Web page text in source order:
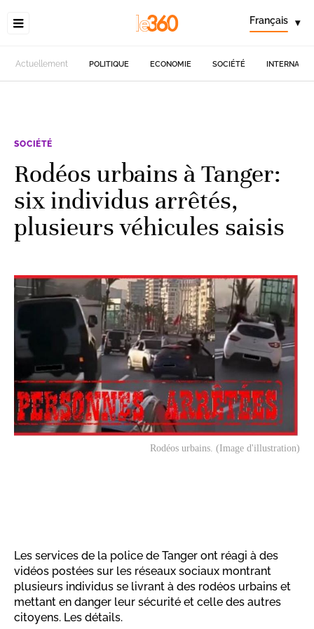
Français ▾
Actuellement POLITIQUE ECONOMIE SOCIÉTÉ
SOCIÉTÉ
Rodéos urbains à Tanger:
six individus arrêtés,
plusieurs véhicules saisis
Rodéos urbains. (Image d'illustration)
Les services de la police de Tanger ont réagi à des
vidéos postées sur les réseaux sociaux montrant
plusieurs individus se livrant à des rodéos urbains et
mettant en danger leur sécurité et celle des autres
citoyens. Les détails.